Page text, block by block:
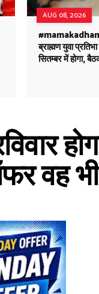
AUG 08, 2026
ब्राह्मण युवा
सितम्बर में होगा,
वह भी